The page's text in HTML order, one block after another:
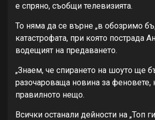
е спряно, съобщи телевизията.
То няма да се върне „в обозримо
катастрофата, при която пострада
водещият на предаването.
„Знаем, че спирането на шоуто ще
разочароваща новина за феновете,
правилното нещо.
Всички останали дейности на „Топ